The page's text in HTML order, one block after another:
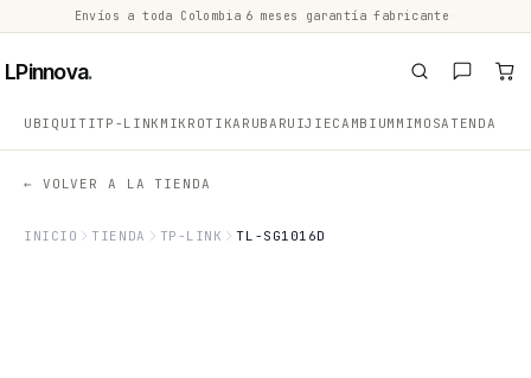
Envíos a toda Colombia 6 meses garantía fabricante
LPinnova.
UBIQUITITP-LINK MIKROTIKARUBA RUIJIECAMBIUM MIMOSATENDA
← VOLVER A LA TIENDA
INICIO TIENDA TP-LINK TL-SG1016D